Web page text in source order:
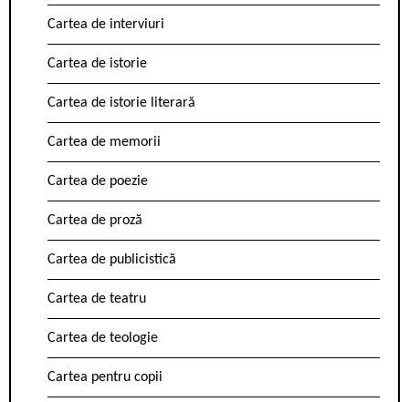
Cartea de interviuri
Cartea de istorie
Cartea de istorie literară
Cartea de memorii
Cartea de poezie
Cartea de proză
Cartea de publicistică
Cartea de teatru
Cartea de teologie
Cartea pentru copii